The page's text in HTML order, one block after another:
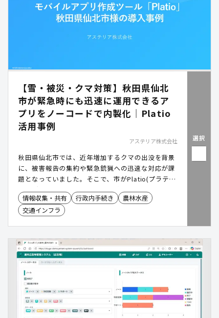
【雪・被災・クマ対策】秋田県仙北
市が緊急時にも迅速に運用できるア
プリをノーコードで内製化｜Platio
活用事例
アステリア株式会社
秋田県仙北市では、近年増加するクマの出没を背景
に、被害報告の集約や緊急銃猟への迅速な対応が課
題となっていました。そこで、市がPlatio(プラティ
オ)で内製・運用していた「被災状況報告アプリ」
に、現場で必要となる緊急銃猟の指針やチェックリ
ストを確認できる機能を追加。職員自らが改修・運
や電話に依存していた現場報告の課題に対し、「積
雪情報」「被災状況」「クマ対策」など複数の業務
アプリを短期間で内製。位置情報付き報告とマニュ
アル共有により、現場判断の速度と正確性が大きく
向上しています。
情報収集・共有 行政内手続き
農林水産
交通インフラ
選択